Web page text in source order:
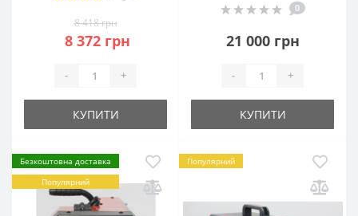
8 418 грн
8 372 грн
- +
КУПИТИ
0
21 000 грн
- +
КУПИТИ
Безкоштовна доставка
Популярний
Популярний